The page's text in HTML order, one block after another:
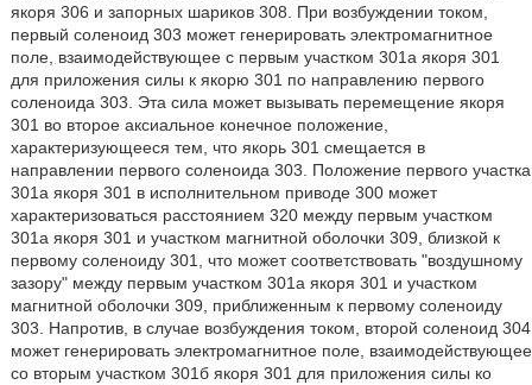
якоря 306 и запорных шариков 308. При возбуждении током,
первый соленоид 303 может генерировать электромагнитное
поле, взаимодействующее с первым участком 301а якоря 301
для приложения силы к якорю 301 по направлению первого
соленоида 303. Эта сила может вызывать перемещение якоря
301 во второе аксиальное конечное положение,
характеризующееся тем, что якорь 301 смещается в
направлении первого соленоида 303. Положение первого участка
301а якоря 301 в исполнительном приводе 300 может
характеризоваться расстоянием 320 между первым участком
301а якоря 301 и участком магнитной оболочки 309, близкой к
первому соленоиду 301, что может соответствовать "воздушному
зазору" между первым участком 301а якоря 301 и участком
магнитной оболочки 309, приближенным к первому соленоиду
303. Напротив, в случае возбуждения током, второй соленоид 304
может генерировать электромагнитное поле, взаимодействующее
со вторым участком 301б якоря 301 для приложения силы ко